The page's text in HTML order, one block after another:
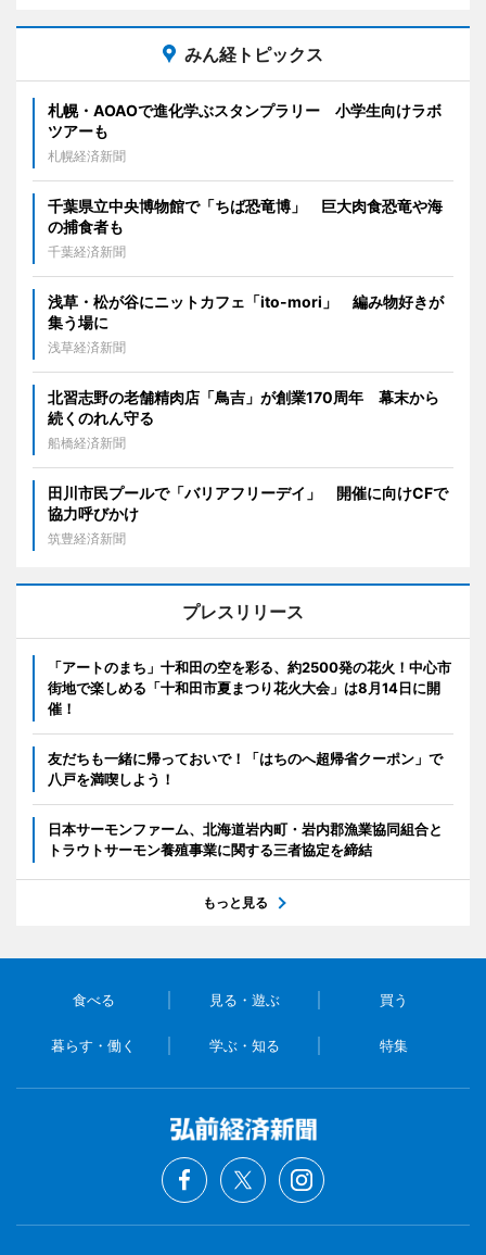
みん経トピックス
札幌・AOAOで進化学ぶスタンプラリー 小学生向けラボ
ツアーも
札幌経済新聞
千葉県立中央博物館で「ちば恐竜博」 巨大肉食恐竜や海
の捕食者も
千葉経済新聞
浅草・松が谷にニットカフェ「ito-mori」 編み物好きが
集う場に
浅草経済新聞
北習志野の老舗精肉店「鳥吉」が創業170周年 幕末から
続くのれん守る
船橋経済新聞
田川市民プールで「バリアフリーデイ」 開催に向けCFで
協力呼びかけ
筑豊経済新聞
プレスリリース
「アートのまち」十和田の空を彩る、約2500発の花火！中心市
街地で楽しめる「十和田市夏まつり花火大会」は8月14日に開
催！
友だちも一緒に帰っておいで！「はちのへ超帰省クーポン」で
八戸を満喫しよう！
日本サーモンファーム、北海道岩内町・岩内郡漁業協同組合と
トラウトサーモン養殖事業に関する三者協定を締結
もっと見る
食べる 見る・遊ぶ 買う
暮らす・働く 学ぶ・知る 特集